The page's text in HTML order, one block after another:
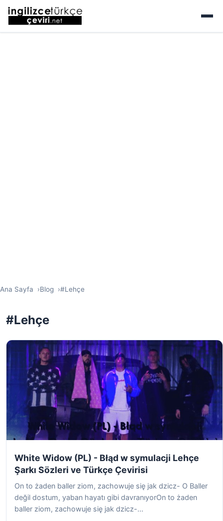
Ana Sayfa Blog #Lehçe
#Lehçe
White Widow (PL) - Błąd w symulacji Lehçe
Şarkı Sözleri ve Türkçe Çevirisi
On to żaden baller ziom, zachowuje się jak dzicz- O Baller
değil dostum, yaban hayatı gibi davranıyorOn to żaden
baller ziom, zachowuje się jak dzicz-...